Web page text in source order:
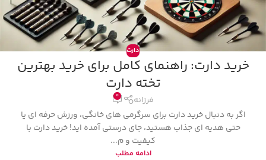
دارت
خرید دارت: راهنمای کامل برای خرید بهترین
تخته دارت
فرزانه 0
اگر به دنبال خرید دارت برای سرگرمی‌ های خانگی، ورزش حرفه‌ ای یا
حتی هدیه‌ ای جذاب هستید، جای درستی آمده‌ اید! خرید دارت با
کیفیت و م...
ادامه مطلب